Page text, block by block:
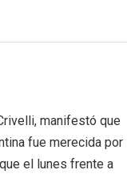
manifestó que
fue merecida por
el lunes frente a